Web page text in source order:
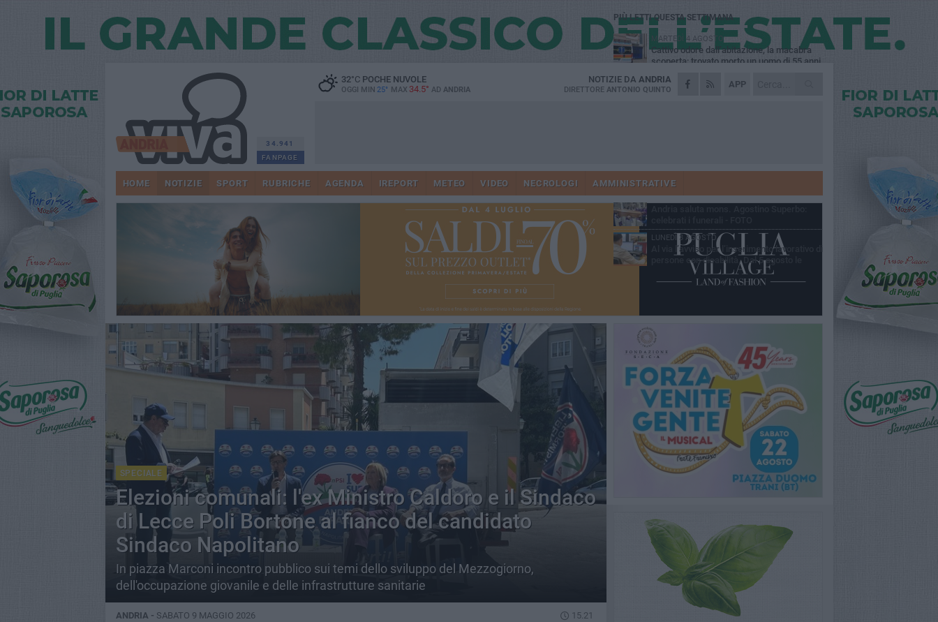
34.941
FANPAGE
32°CPOCHE NUVOLE
OGGI MIN 25° MAX 34.5° AD ANDRIA
APP
NOTIZIE DA ANDRIA
DIRETTORE ANTONIO QUINTO
HOME NOTIZIE SPORT RUBRICHE AGENDA IREPORT METEO VIDEO NECROLOGI AMMINISTRATIVE
SPECIALE
Elezioni comunali: l'ex Ministro Caldoro e il Sindaco
di Lecce Poli Bortone al fianco del candidato
Sindaco Napolitano
In piazza Marconi incontro pubblico sui temi dello sviluppo del Mezzogiorno,
dell'occupazione giovanile e delle infrastrutture sanitarie
ANDRIA - SABATO 9 MAGGIO 2026 15.21
PIÙ LETTI QUESTA SETTIMANA
MARTEDÌ 4 AGOSTO
Cattivo odore dall’abitazione, la macabra
scoperta: trovato morto un uomo di 55 anni
SABATO 1 AGOSTO
"3 vite. 2 impegni. 1 strada": ad Andria
Scompare prematuramente l'avvocato
Beppe Tortora
MARTEDÌ 4 AGOSTO
LUNEDÌ 3 AGOSTO
Al via l’avviso per l’inserimento lavorativo di
persone con disabilità. Dal 5 agosto le